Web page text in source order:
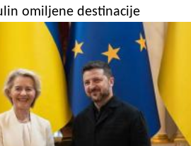
omiljene destinacije